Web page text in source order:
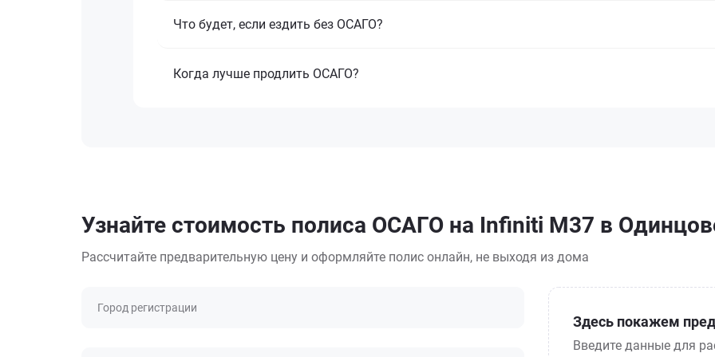
Что будет, если ездить без ОСАГО?
Когда лучше продлить ОСАГО?
Узнайте стоимость полиса ОСАГО на Infiniti M37 в
Рассчитайте предварительную цену и оформляйте полис онлайн, не выходя из дома
Город регистрации
Здесь покажем
Введите данные для